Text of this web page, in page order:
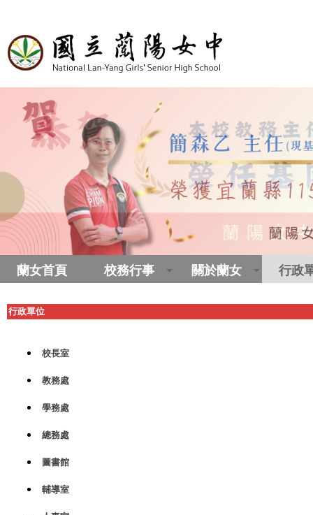
蘭女首頁 校務行事 關於蘭女 行政
行政單位
校長室
教務處
學務處
總務處
圖書館
輔導室